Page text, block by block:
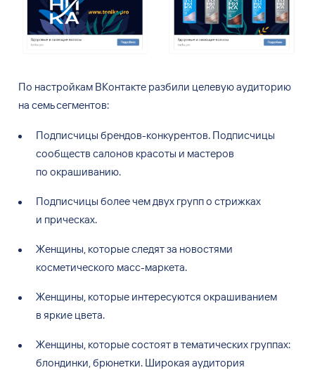
По настройкам ВКонтакте разбили целевую аудиторию
на семь сегментов:
Подписчицы брендов-конкурентов. Подписчицы
сообществ салонов красоты и мастеров
по окрашиванию.
Подписчицы более чем двух групп о стрижках
и прическах.
Женщины, которые следят за новостями
косметического масс-маркета.
Женщины, которые интересуются окрашиванием
в яркие цвета.
Женщины, которые состоят в тематических группах:
блондинки, брюнетки. Широкая аудитория